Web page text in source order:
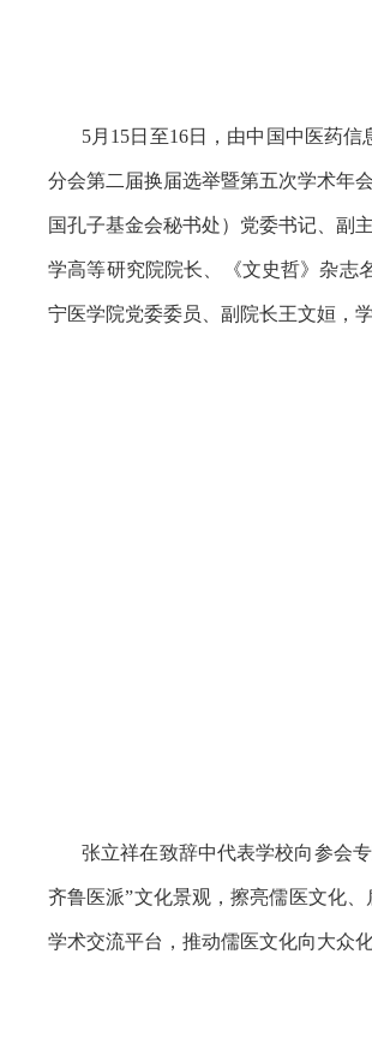
5月15日至16日，由中国中医药
分会第二届换届选举暨第五次学术年
国孔子基金会秘书处）党委书记、副
学高等研究院院长、《文史哲》杂志
宁医学院党委委员、副院长王文姮，
张立祥在致辞中代表学校向参会
齐鲁医派”文化景观，擦亮儒医文化
学术交流平台，推动儒医文化向大众